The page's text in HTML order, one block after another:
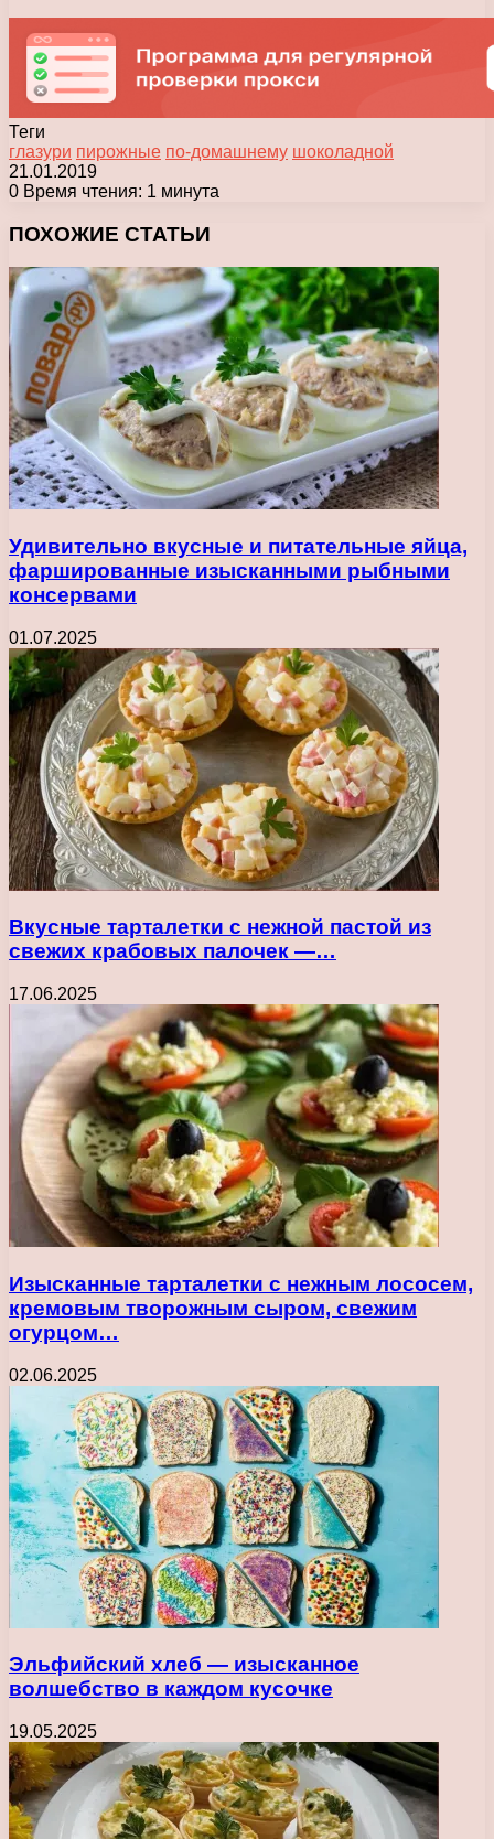
Теги
глазури пирожные по-домашнему шоколадной
21.01.2019
0 Время чтения: 1 минута
ПОХОЖИЕ СТАТЬИ
Удивительно вкусные и питательные яйца,
фаршированные изысканными рыбными
консервами
01.07.2025
Вкусные тарталетки с нежной пастой из
свежих крабовых палочек —…
17.06.2025
Изысканные тарталетки с нежным лососем,
кремовым творожным сыром, свежим
огурцом…
02.06.2025
Эльфийский хлеб — изысканное
волшебство в каждом кусочке
19.05.2025